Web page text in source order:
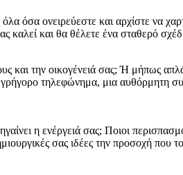
όσα ονειρεύεστε και αρχίστε να
και θα θέλετε ένα σταθερό
και την οικογένειά σας; Ή μήπως
τηλεφώνημα, μια αυθόρμητη
η ενέργειά σας; Ποιοι
σας ιδέες την προσοχή που